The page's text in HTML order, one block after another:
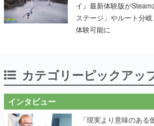
イ』最新体験版が
ステージ」やルート分
体験可能に
カテゴリーピックアッ
インタビュー
「現実より意味のある